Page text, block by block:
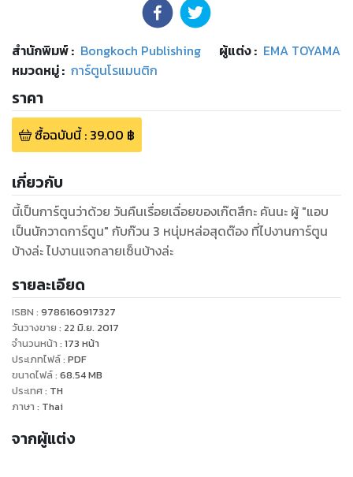
สำนักพิมพ์: Bongkoch Publishing ผู้แต่ง : EMA TOYAMA
หมวดหมู่: การ์ตูนโรแมนติก
ราคา
ซื้อฉบับนี้: 39.00 ฿
เกี่ยวกับ
นี้เป็นการ์ตูนว่าด้วย วันคืนเรื่อยเฉื่อยของเก๊ตสึกะ คันนะ ผู้ "แอบ
เป็นนักวาดการ์ตูน" กับก๊วน 3 หนุ่มหล่อสุดต๊อง ที่ไปงานการ์ตูน
บ้างล่ะ ไปงานแจกลายเซ็นบ้างล่ะ
รายละเอียด
ISBN : 9786160917327
วันวางขาย : 22 มิ.ย. 2017
จำนวนหน้า : 173 หน้า
ประเภทไฟล์: PDF
ขนาดไฟล์: 68.54MB
ประเทศ: TH
ภาษา : Thai
จากผู้แต่ง